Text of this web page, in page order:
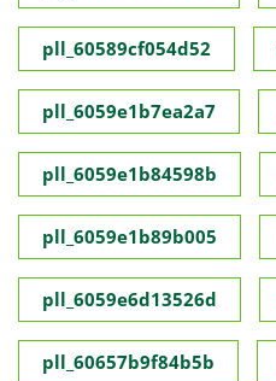
pll_60589cf054d52
pll_6059e1b7ea2a7
pll_6059e1b84598b
pll_6059e1b89b005
pll_6059e6d13526d
pll_60657b9f84b5b